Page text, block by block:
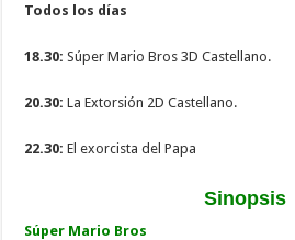
Todos los días
18.30: Súper Mario Bros 3D Castellano.
20.30: La Extorsión 2D Castellano.
22.30: El exorcista del Papa
Sinopsis
Súper Mario Bros